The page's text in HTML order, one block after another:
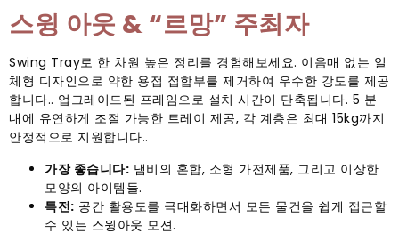
스윙 아웃 & “르망” 주최자
Swing Tray로 한 차원 높은 정리를 경험해보세요. 이음매 없는 일
체형 디자인으로 약한 용접 접합부를 제거하여 우수한 강도를 제공
합니다.. 업그레이드된 프레임으로 설치 시간이 단축됩니다. 5 분
내에 유연하게 조절 가능한 트레이 제공, 각 계층은 최대 15kg까지
안정적으로 지원합니다..
가장 좋습니다: 냄비의 혼합, 소형 가전제품, 그리고 이상한
모양의 아이템들.
특전: 공간 활용도를 극대화하면서 모든 물건을 쉽게 접근할
수 있는 스윙아웃 모션.